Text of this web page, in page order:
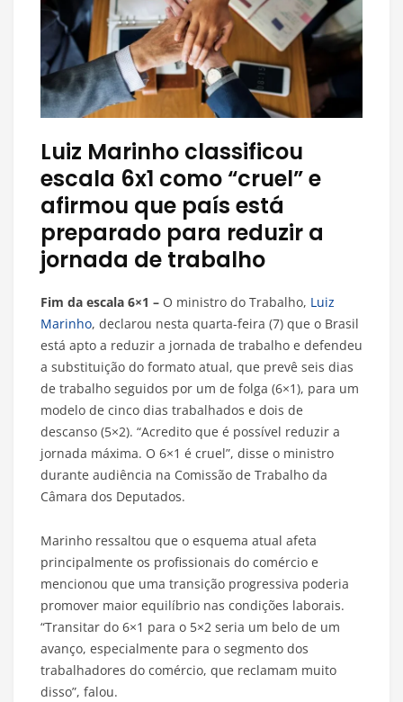
Luiz Marinho classificou
escala 6x1 como “cruel” e
afirmou que país está
preparado para reduzir a
jornada de trabalho
Fim da escala 6×1 – O ministro do Trabalho, Luiz
Marinho, declarou nesta quarta-feira (7) que o Brasil
está apto a reduzir a jornada de trabalho e defendeu
a substituição do formato atual, que prevê seis dias
de trabalho seguidos por um de folga (6×1), para um
modelo de cinco dias trabalhados e dois de
descanso (5×2). “Acredito que é possível reduzir a
jornada máxima. O 6×1 é cruel”, disse o ministro
durante audiência na Comissão de Trabalho da
Câmara dos Deputados.
Marinho ressaltou que o esquema atual afeta
principalmente os profissionais do comércio e
mencionou que uma transição progressiva poderia
promover maior equilíbrio nas condições laborais.
“Transitar do 6×1 para o 5×2 seria um belo de um
avanço, especialmente para o segmento dos
trabalhadores do comércio, que reclamam muito
disso”, falou.